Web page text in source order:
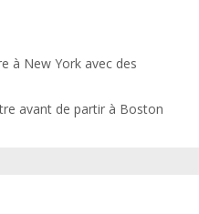
à New York avec des
avant de partir à Boston